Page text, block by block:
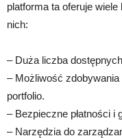
platforma ta oferuje
nich:
– Duża liczba
– Możliwość
portfolio.
– Bezpieczne płatności i
– Narzędzia do